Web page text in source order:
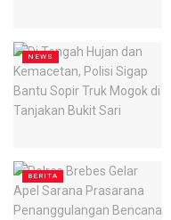
NEWS
BERITA